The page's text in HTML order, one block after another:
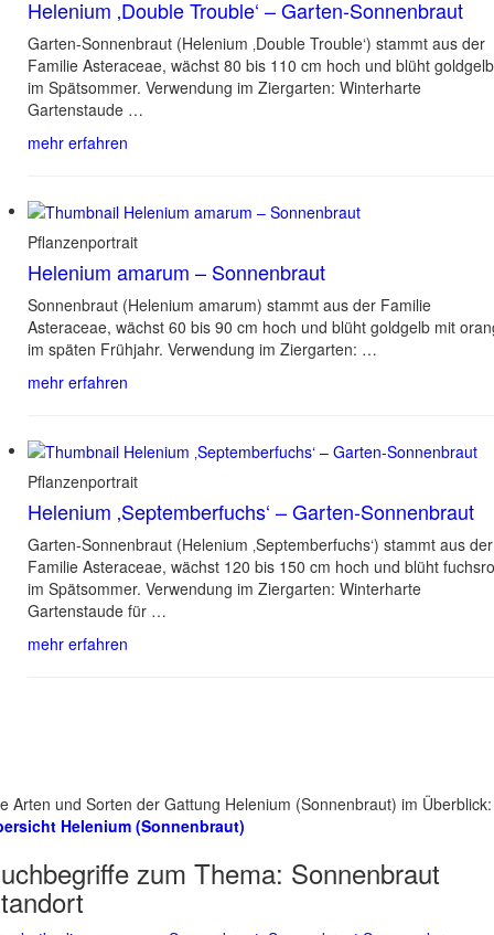
Helenium ‚Double Trouble‘ – Garten-Sonnenbraut
Garten-Sonnenbraut (Helenium ‚Double Trouble‘) stammt aus der
Familie Asteraceae, wächst 80 bis 110 cm hoch und blüht goldgelb
im Spätsommer. Verwendung im Ziergarten: Winterharte
Gartenstaude …
mehr erfahren
Pflanzenportrait
Helenium amarum – Sonnenbraut
Sonnenbraut (Helenium amarum) stammt aus der Familie
Asteraceae, wächst 60 bis 90 cm hoch und blüht goldgelb mit
im späten Frühjahr. Verwendung im Ziergarten: …
mehr erfahren
Pflanzenportrait
Helenium ‚Septemberfuchs‘ – Garten-Sonnenbraut
Garten-Sonnenbraut (Helenium ‚Septemberfuchs‘) stammt aus der
Familie Asteraceae, wächst 120 bis 150 cm hoch und blüht
im Spätsommer. Verwendung im Ziergarten: Winterharte
Gartenstaude für …
mehr erfahren
Arten und Sorten der Gattung Helenium (Sonnenbraut) im Überblick:
Helenium (Sonnenbraut)
zum Thema: Sonnenbraut